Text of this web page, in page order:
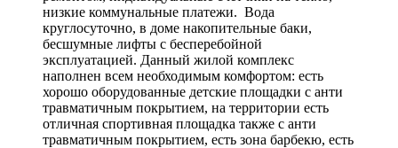
низкие коммунальные платежи. Вода
круглосуточно, в доме накопительные баки,
бесшумные лифты с бесперебойной
эксплуатацией. Данный жилой комплекс
наполнен всем необходимым комфортом: есть
хорошо оборудованные детские площадки с анти
травматичным покрытием, на территории есть
отличная спортивная площадка также с анти
травматичным покрытием, есть зона барбекю, есть